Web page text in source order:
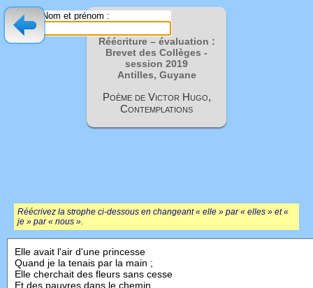
Nom et prénom :
Réécriture – évaluation :
Brevet des Collèges -
session 2019
Antilles, Guyane
Poème de Victor Hugo,
Contemplations
Réécrivez la strophe ci-dessous en changeant « elle » par « elles » et «
je » par « nous ».